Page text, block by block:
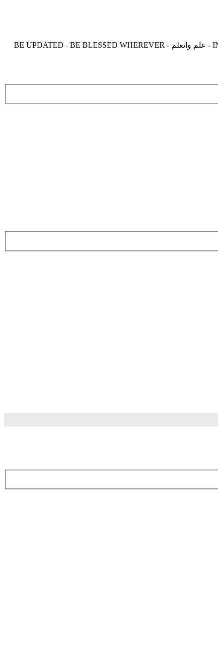
موقع زدنى علما zdny3lma - عالم بلا حدود من العلم و التعلم و المعرفة - INCREASE ME IN KNOWLEDGE - BE BENEFIT - BE USEFUL - علم واتعلم - BE UPDATED - BE BLESSED WHEREVER